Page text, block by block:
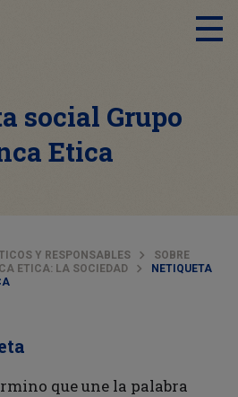
social Grupo
Etica
Y RESPONSABLES
SOBRE
ETICA: LA SOCIEDAD
NETIQUETA
que une la palabra